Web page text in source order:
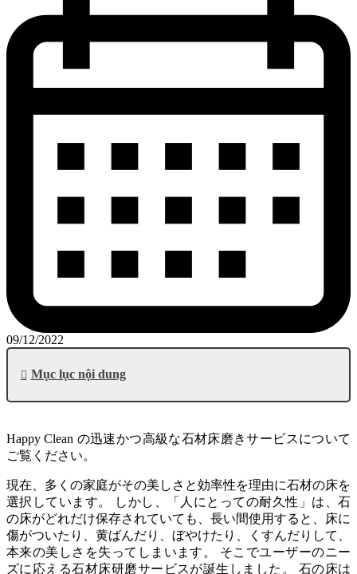
09/12/2022
Mục lục nội dung
Happy Clean の迅速かつ高級な石材床磨きサービスについて
ご覧ください。
現在、多くの家庭がその美しさと効率性を理由に石材の床を
選択しています。 しかし、「人にとっての耐久性」は、石
の床がどれだけ保存されていても、長い間使用すると、床に
傷がついたり、黄ばんだり、ぼやけたり、くすんだりして、
本来の美しさを失ってしまいます。 そこでユーザーのニー
ズに応える石材床研磨サービスが誕生しました。 石の床は